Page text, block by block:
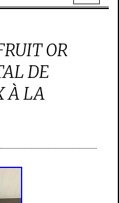
OR
DE
À LA